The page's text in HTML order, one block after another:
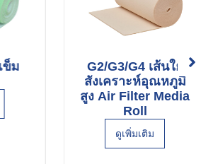
ข็ม
G2/G3/G4 เส้นใย
สังเคราะห์อุณหภูมิ
สูง Air Filter Media
Roll
ดูเพิ่มเติม